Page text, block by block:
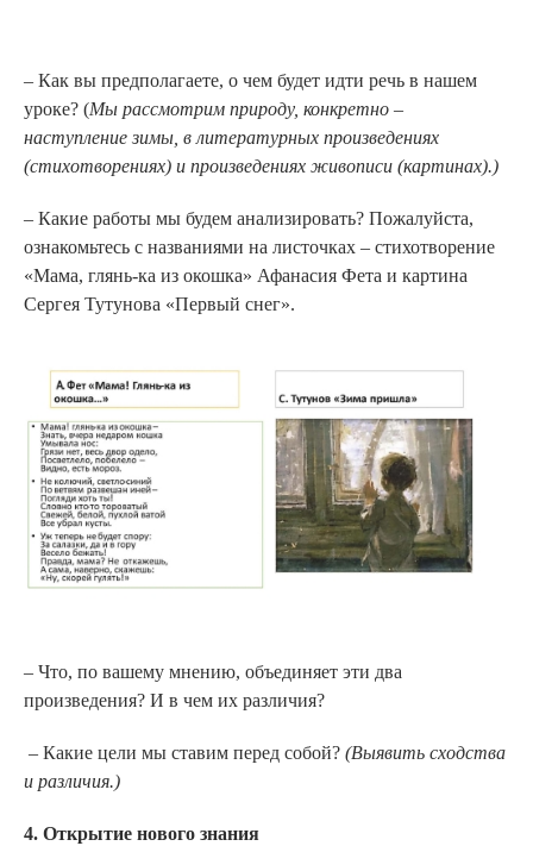
– Как вы предполагаете, о чем будет идти речь в нашем
уроке? (Мы рассмотрим природу, конкретно –
наступление зимы, в литературных произведениях
(стихотворениях) и произведениях живописи (картинах).)
– Какие работы мы будем анализировать? Пожалуйста,
ознакомьтесь с названиями на листочках – стихотворение
«Мама, глянь-ка из окошка» Афанасия Фета и картина
Сергея Тутунова «Первый снег».
– Что, по вашему мнению, объединяет эти два
произведения? И в чем их различия?
– Какие цели мы ставим перед собой? (Выявить сходства
и различия.)
4. Открытие нового знания